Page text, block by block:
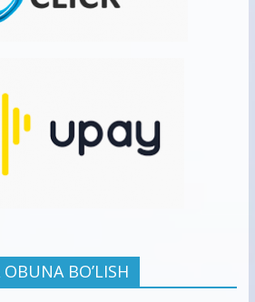
BO’LISH